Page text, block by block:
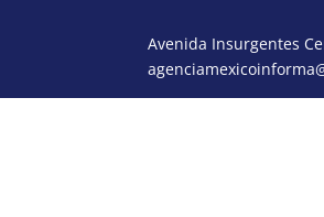
Avenida Insurgentes